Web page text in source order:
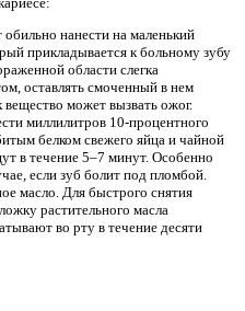
нанести на маленький
прикладывается к больному зубу
области слегка
оставлять смоченный в нем
вещество может вызвать ожог.
миллилитров 10-процентного
белком свежего яйца и чайной
в течение 5–7 минут. Особенно
если зуб болит под пломбой.
масло. Для быстрого снятия
растительного масла
во рту в течение десяти